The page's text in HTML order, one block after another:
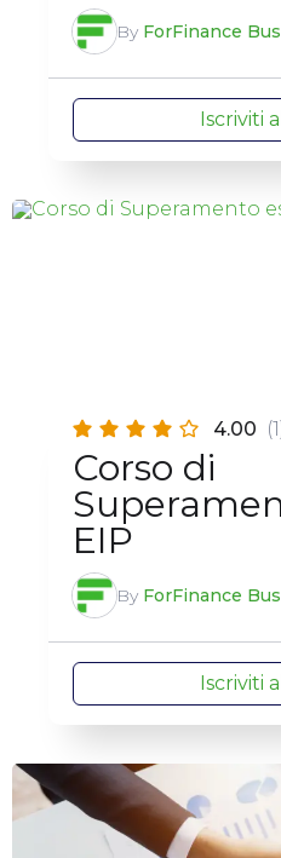
By ForFinance
Iscriviti
4.00
Corso di
EIP
By ForFinance
Iscriviti